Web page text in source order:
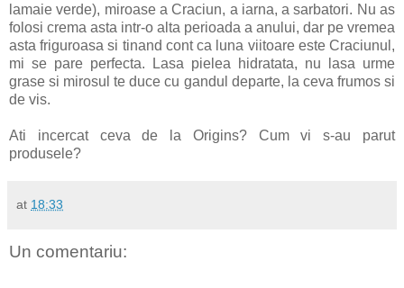
lamaie verde), miroase a Craciun, a iarna, a sarbatori. Nu as
folosi crema asta intr-o alta perioada a anului, dar pe vremea
asta friguroasa si tinand cont ca luna viitoare este Craciunul,
mi se pare perfecta. Lasa pielea hidratata, nu lasa urme
grase si mirosul te duce cu gandul departe, la ceva frumos si
de vis.
Ati incercat ceva de la Origins? Cum vi s-au parut
produsele?
at 18:33
Un comentariu: